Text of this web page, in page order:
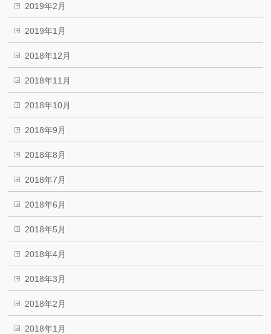
2019年2月
2019年1月
2018年12月
2018年11月
2018年10月
2018年9月
2018年8月
2018年7月
2018年6月
2018年5月
2018年4月
2018年3月
2018年2月
2018年1月